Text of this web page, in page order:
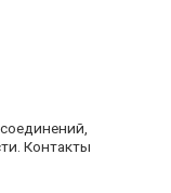
Контакты